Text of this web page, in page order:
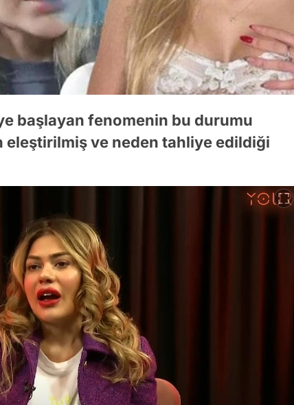
başlayan fenomenin bu durumu
eleştirilmiş ve neden tahliye edildiği